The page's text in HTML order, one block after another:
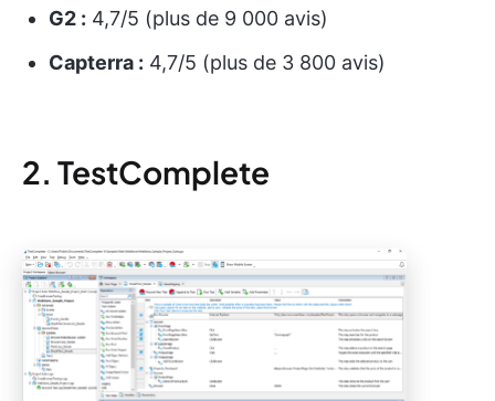
G2 : 4,7/5 (plus de 9 000 avis)
Capterra : 4,7/5 (plus de 3 800 avis)
2. TestComplete